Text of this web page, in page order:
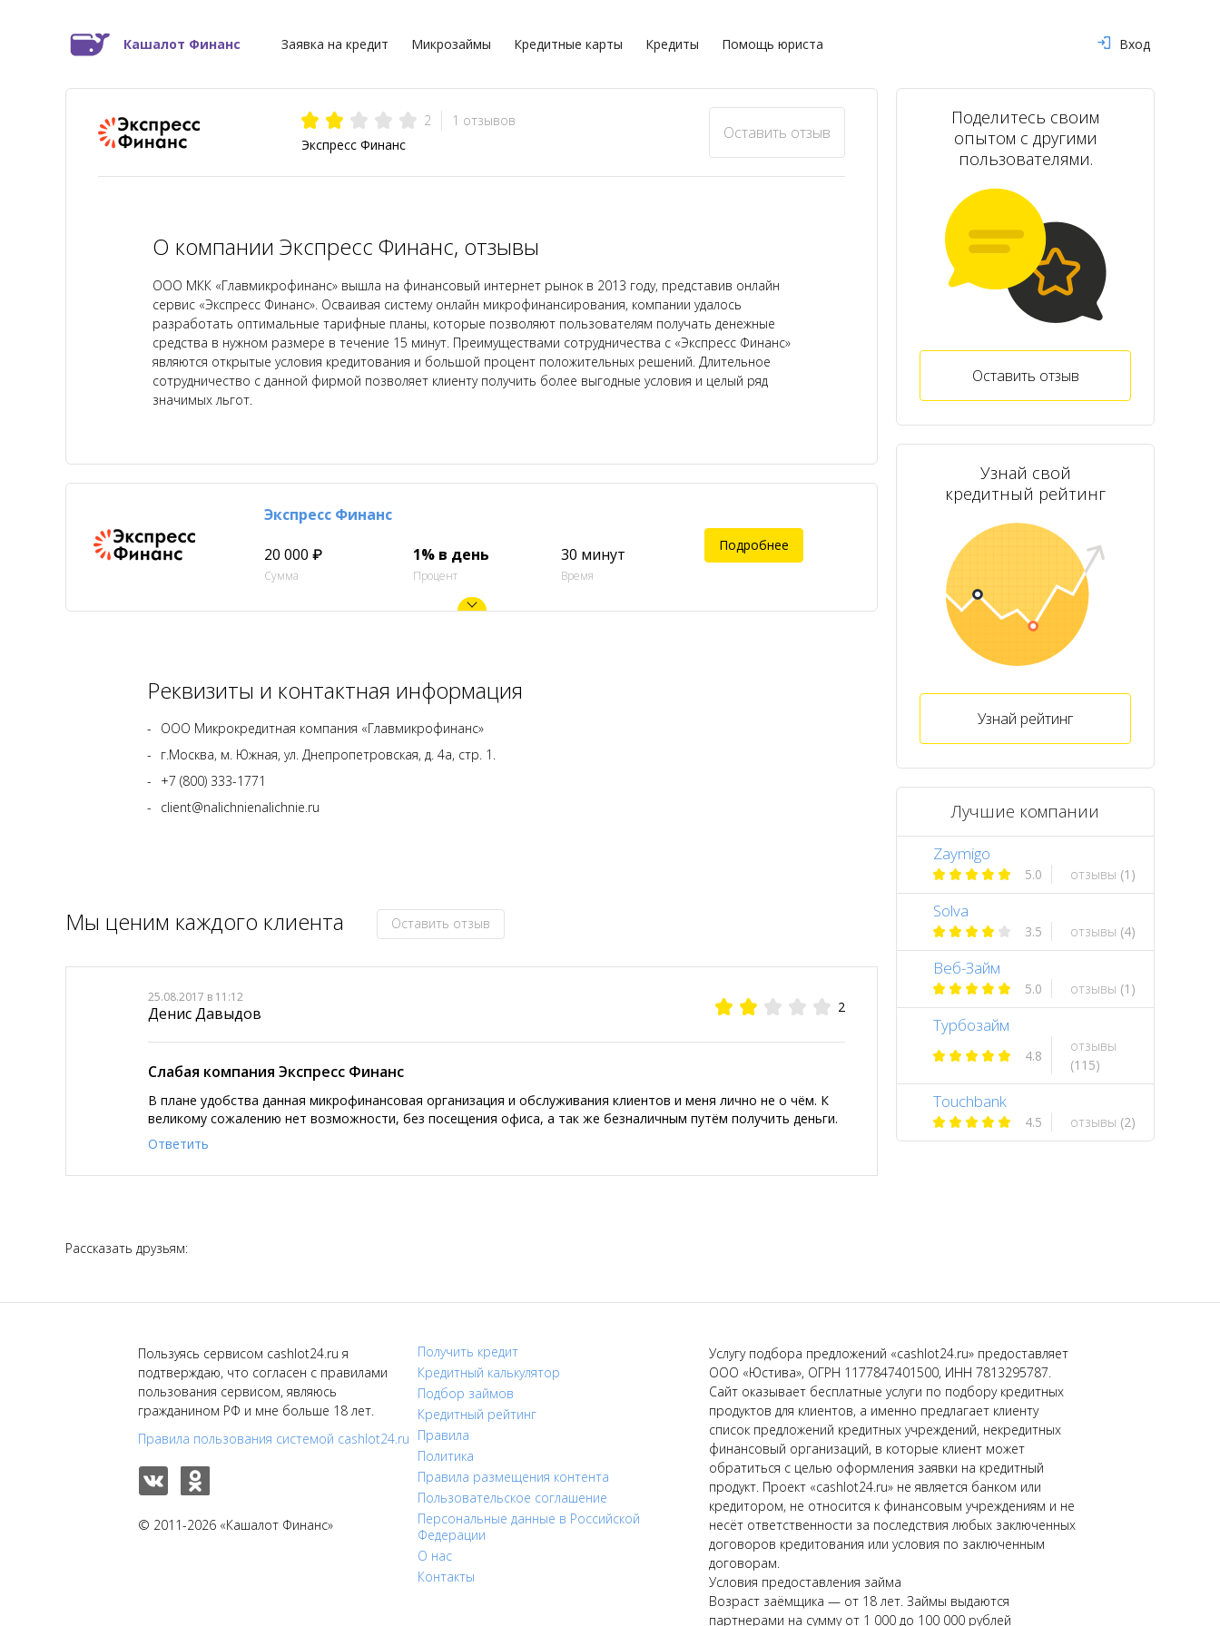
Кашалот Финанс Заявка на кредит Микрозаймы Кредитные карты Кредиты Помощь юриста Вход
2
1 отзывов
Экспресс Финанс
Оставить отзыв
О компании Экспресс Финанс, отзывы
ООО МКК «Главмикрофинанс» вышла на финансовый интернет рынок в 2013 году, представив онлайн
сервис «Экспресс Финанс». Осваивая систему онлайн микрофинансирования, компании удалось
разработать оптимальные тарифные планы, которые позволяют пользователям получать денежные
средства в нужном размере в течение 15 минут. Преимуществами сотрудничества с «Экспресс Финанс»
являются открытые условия кредитования и большой процент положительных решений. Длительное
сотрудничество с данной фирмой позволяет клиенту получить более выгодные условия и целый ряд
значимых льгот.
Экспресс Финанс
20 000 ₽
Сумма
1% в день
Процент
30 минут
Время
Подробнее
Реквизиты и контактная информация
ООО Микрокредитная компания «Главмикрофинанс»
г.Москва, м. Южная, ул. Днепропетровская, д. 4а, стр. 1.
+7 (800) 333-1771
client@nalichnienalichnie.ru
Мы ценим каждого клиента Оставить отзыв
25.08.2017 в 11:12
Денис Давыдов 2
Слабая компания Экспресс Финанс
В плане удобства данная микрофинансовая организация и обслуживания клиентов и меня лично не о чём. К
великому сожалению нет возможности, без посещения офиса, а так же безналичным путём получить деньги.
Ответить
Поделитесь своим
опытом с другими
пользователями.
Оставить отзыв
Узнай свой
кредитный рейтинг
Узнай рейтинг
Лучшие компании
Zaymigo
5.0 отзывы (1)
Solva
3.5 отзывы (4)
Веб-Займ
5.0 отзывы (1)
Турбозайм
4.8
отзывы
(115)
Touchbank
4.5 отзывы (2)
Рассказать друзьям:
Пользуясь сервисом cashlot24.ru я
подтверждаю, что согласен с правилами
пользования сервисом, являюсь
гражданином РФ и мне больше 18 лет.
Правила пользования системой cashlot24.ru
© 2011-2026 «Кашалот Финанс»
Получить кредит
Кредитный калькулятор
Подбор займов
Кредитный рейтинг
Правила
Политика
Правила размещения контента
Пользовательское соглашение
Персональные данные в Российской
Федерации
О нас
Контакты
Услугу подбора предложений «cashlot24.ru» предоставляет
ООО «Юстива», ОГРН 1177847401500, ИНН 7813295787.
Сайт оказывает бесплатные услуги по подбору кредитных
продуктов для клиентов, а именно предлагает клиенту
список предложений кредитных учреждений, некредитных
финансовый организаций, в которые клиент может
обратиться с целью оформления заявки на кредитный
продукт. Проект «cashlot24.ru» не является банком или
кредитором, не относится к финансовым учреждениям и не
несёт ответственности за последствия любых заключенных
договоров кредитования или условия по заключенным
договорам.
Условия предоставления займа
Возраст заёмщика — от 18 лет. Займы выдаются
партнерами на сумму от 1 000 до 100 000 рублей